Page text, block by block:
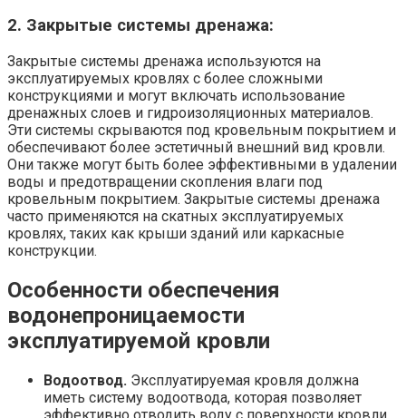
2. Закрытые системы дренажа:
Закрытые системы дренажа используются на
эксплуатируемых кровлях с более сложными
конструкциями и могут включать использование
дренажных слоев и гидроизоляционных материалов.
Эти системы скрываются под кровельным покрытием и
обеспечивают более эстетичный внешний вид кровли.
Они также могут быть более эффективными в удалении
воды и предотвращении скопления влаги под
кровельным покрытием. Закрытые системы дренажа
часто применяются на скатных эксплуатируемых
кровлях, таких как крыши зданий или каркасные
конструкции.
Особенности обеспечения
водонепроницаемости
эксплуатируемой кровли
Водоотвод. Эксплуатируемая кровля должна
иметь систему водоотвода, которая позволяет